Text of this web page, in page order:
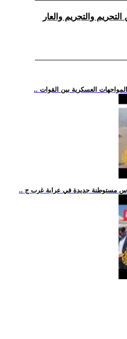
والتجريم والعار
العسكرية بين القوات
مستوطنة جديدة في عرابة غرب ج